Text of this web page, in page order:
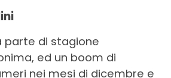
parte di stagione
ed un boom di
nei mesi di dicembre e